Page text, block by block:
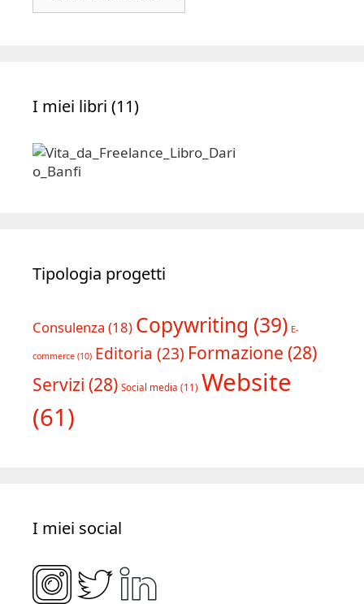
I miei libri (11)
Tipologia progetti
Consulenza (18) Copywriting (39) E-
commerce (10) Editoria (23) Formazione (28)
Servizi (28) Social media (11) Website
(61)
I miei social